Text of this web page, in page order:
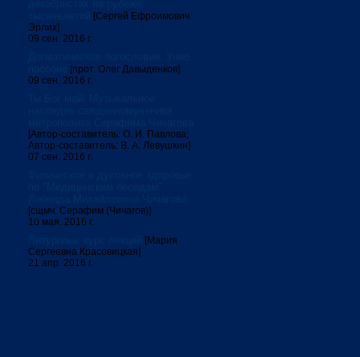
[Сергей Ефроимович
Эрлих]
09 сен. 2016 г.
[прот. Олег Давыденков]
09 сен. 2016 г.
[Автор-составитель: О. И. Павлова;
Автор-составитель: В. А. Левушкин]
07 сен. 2016 г.
[сщмч. Серафим (Чичагов)]
10 мая. 2016 г.
[Мария
Сергеевна Красовицкая]
21 апр. 2016 г.